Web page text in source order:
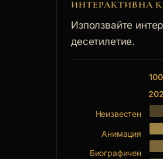
ИНТЕРАКТИВНА
Използвайте
десетилетие.
Неизвестен
Анимация
Биографичен